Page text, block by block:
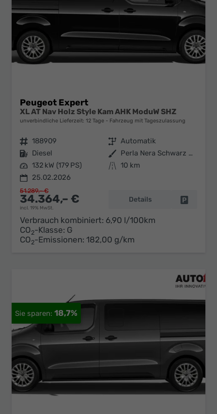
Peugeot Expert
XL AT Nav Holz Style Kam AHK ModuW SHZ
unverbindliche Lieferzeit: 12 Tage Fahrzeug mit Tageszulassung
Fahrzeugnr. 188909 Getriebe Automatik
Kraftstoff Diesel Außenfarbe
Perla Nera Schwarz Metallic
Leistung 132 kW (179 PS) Kilometerstand 10 km
25.02.2026
34.364,– €
incl. 19% MwSt.
51.289,– €
Details
Verbrauch kombiniert: 6,90 l/100km
CO2-Klasse: G
CO2-Emissionen: 182,00 g/km
18,7%